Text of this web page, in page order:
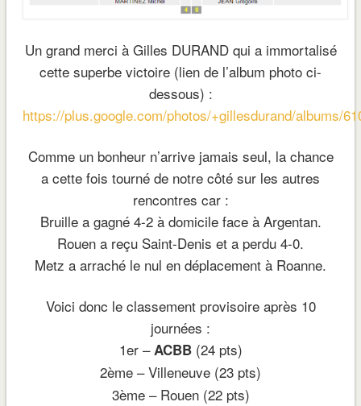
Un grand merci à Gilles DURAND qui a immortalisé
cette superbe victoire (lien de l’album photo ci-
dessous) :
https://plus.google.com/photos/+gillesdurand/albums/
Comme un bonheur n’arrive jamais seul, la chance
a cette fois tourné de notre côté sur les autres
rencontres car :
Bruille a gagné 4-2 à domicile face à Argentan.
Rouen a reçu Saint-Denis et a perdu 4-0.
Metz a arraché le nul en déplacement à Roanne.
Voici donc le classement provisoire après 10
journées :
1er –ACBB(24 pts)
2ème – Villeneuve (23 pts)
3ème – Rouen (22 pts)